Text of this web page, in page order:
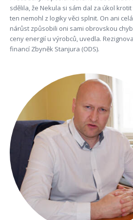
sdělila, že Nekula si sám dal za úkol
ten nemohl z logiky věci splnit. On ani
nárůst způsobili oni sami obrovskou
ceny energií u výrobců, uvedla.
financí Zbyněk Stanjura (ODS).